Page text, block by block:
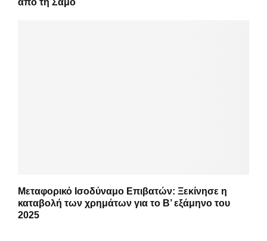
από τη Σάμο
Μεταφορικό Ισοδύναμο Επιβατών: Ξεκίνησε η
καταβολή των χρημάτων για το Β’ εξάμηνο του
2025